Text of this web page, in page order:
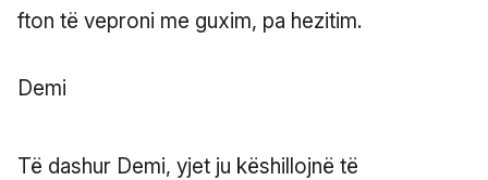
fton të veproni me guxim, pa hezitim.
Demi
Të dashur Demi, yjet ju këshillojnë të